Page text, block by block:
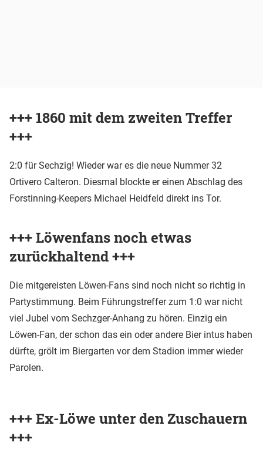
+++ 1860 mit dem zweiten Treffer
+++
2:0 für Sechzig! Wieder war es die neue Nummer 32
Ortivero Calteron. Diesmal blockte er einen Abschlag des
Forstinning-Keepers Michael Heidfeld direkt ins Tor.
+++ Löwenfans noch etwas
zurückhaltend +++
Die mitgereisten Löwen-Fans sind noch nicht so richtig in
Partystimmung. Beim Führungstreffer zum 1:0 war nicht
viel Jubel vom Sechzger-Anhang zu hören. Einzig ein
Löwen-Fan, der schon das ein oder andere Bier intus haben
dürfte, grölt im Biergarten vor dem Stadion immer wieder
Parolen.
+++ Ex-Löwe unter den Zuschauern
+++